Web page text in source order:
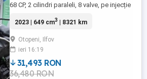
68 CP, 2 cilindri paraleli, 8 valve, pe injecție
maxim 64 Nm la 6700 rpm Raport
de viteză Sistem ABS Transmisie pe lanț
Frână față cu 2 discuri semiflotante de
300 mm, etriere cu 2 ...
2023 | 649 cm3 | 8321 km
Otopeni, Ilfov
ieri 16:19
31,493 RON
36,480 RON